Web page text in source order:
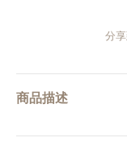
分
商品描述